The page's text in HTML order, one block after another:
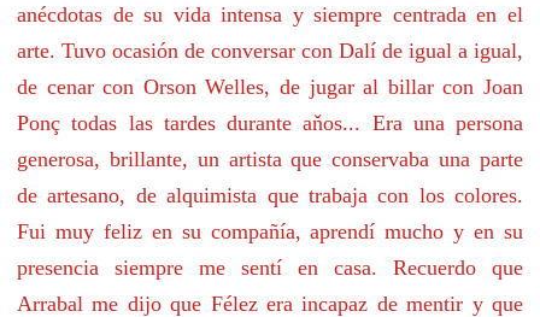
anécdotas de su vida intensa y siempre centrada en el
arte. Tuvo ocasión de conversar con Dalí de igual a igual,
de cenar con Orson Welles, de jugar al billar con Joan
Ponç todas las tardes durante aňos... Era una persona
generosa, brillante, un artista que conservaba una parte
de artesano, de alquimista que trabaja con los colores.
Fui muy feliz en su compañía, aprendí mucho y en su
presencia siempre me sentí en casa. Recuerdo que
Arrabal me dijo que Félez era incapaz de mentir y que